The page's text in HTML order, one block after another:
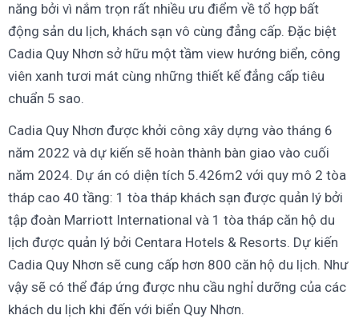
năng bởi vì nắm trọn rất nhiều ưu điểm về tổ hợp bất
động sản du lịch, khách sạn vô cùng đẳng cấp. Đặc biệt
Cadia Quy Nhơn sở hữu một tầm view hướng biển, công
viên xanh tươi mát cùng những thiết kế đẳng cấp tiêu
chuẩn 5 sao.
Cadia Quy Nhơn được khởi công xây dựng vào tháng 6
năm 2022 và dự kiến sẽ hoàn thành bàn giao vào cuối
năm 2024. Dự án có diện tích 5.426m2 với quy mô 2 tòa
tháp cao 40 tầng: 1 tòa tháp khách sạn được quản lý bởi
tập đoàn Marriott International và 1 tòa tháp căn hộ du
lịch được quản lý bởi Centara Hotels & Resorts. Dự kiến
Cadia Quy Nhơn sẽ cung cấp hơn 800 căn hộ du lịch. Như
vậy sẽ có thể đáp ứng được nhu cầu nghỉ dưỡng của các
khách du lịch khi đến với biển Quy Nhơn.